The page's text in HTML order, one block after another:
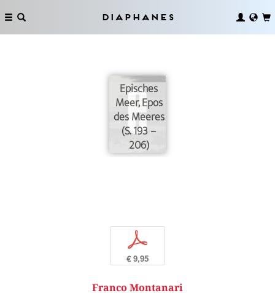
Diaphanes
Episches
Meer, Epos
des Meeres
(S. 193 –
206)
p
€ 9,95
Franco Montanari